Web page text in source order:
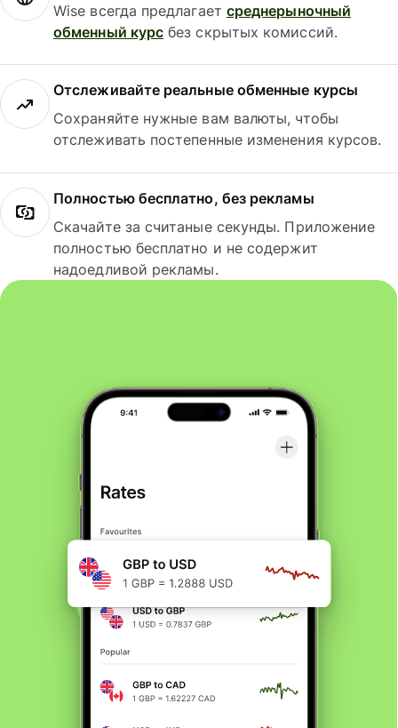
Wise всегда предлагает среднерыночный
обменный курс без скрытых комиссий.
Отслеживайте реальные обменные курсы
Сохраняйте нужные вам валюты, чтобы
отслеживать постепенные изменения курсов.
Полностью бесплатно, без рекламы
Скачайте за считаные секунды. Приложение
полностью бесплатно и не содержит
надоедливой рекламы.